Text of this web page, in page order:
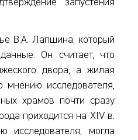
запустения
В.А. Лапшина, который
Он считает, что
двора, а жилая
исследователя,
храмов почти сразу
приходится на XIV в.
исследователя, могла